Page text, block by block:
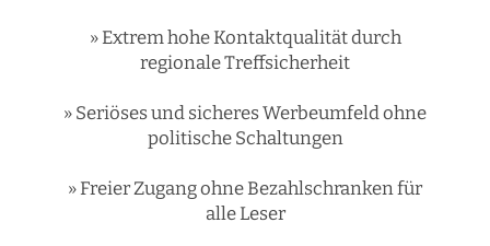
» Extrem hohe Kontaktqualität durch
regionale Treffsicherheit
» Seriöses und sicheres Werbeumfeld ohne
politische Schaltungen
» Freier Zugang ohne Bezahlschranken für
alle Leser